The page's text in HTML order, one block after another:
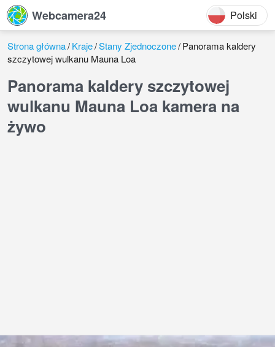
Webcamera24 Polski
Strona główna Kraje Stany Zjednoczone Panorama kaldery
szczytowej wulkanu Mauna Loa
Panorama kaldery szczytowej
wulkanu Mauna Loa kamera na
żywo